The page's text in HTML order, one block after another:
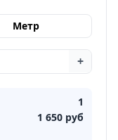
Метр
+
1
1 650 руб